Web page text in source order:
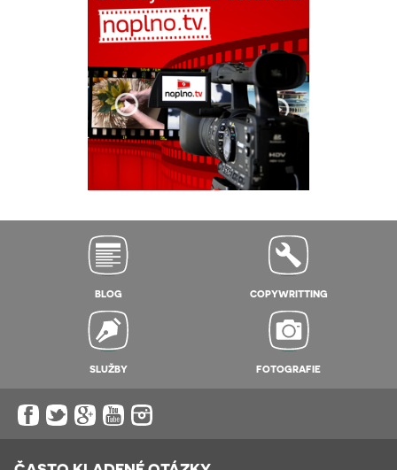
BLOG COPYWRITTING
SLUŽBY FOTOGRAFIE